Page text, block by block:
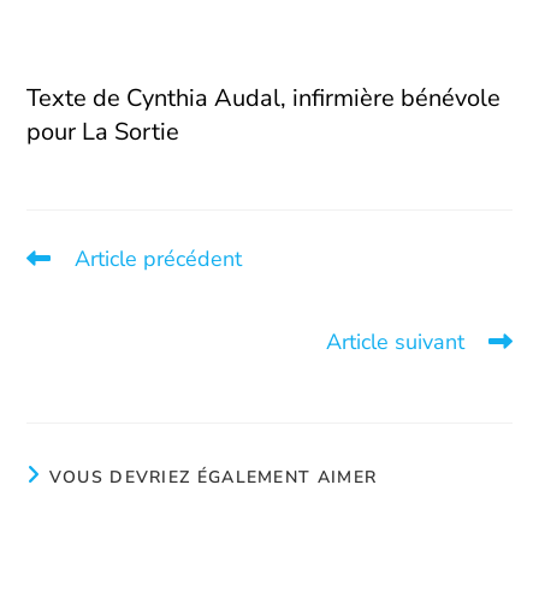
Texte de Cynthia Audal, infirmière bénévole
pour La Sortie
Article précédent
Article suivant
VOUS DEVRIEZ ÉGALEMENT AIMER